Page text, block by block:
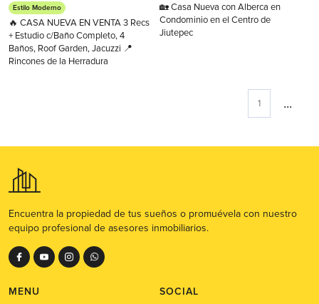
Estilo Moderno
🔥 CASA NUEVA EN VENTA 3 Recs
+ Estudio c/Baño Completo, 4
Baños, Roof Garden, Jacuzzi 📍
Rincones de la Herradura
🏡 Casa Nueva con Alberca en
Condominio en el Centro de
Jiutepec
1 ...
Encuentra la propiedad de tus sueños o promuévela con nuestro
equipo profesional de asesores inmobiliarios.
MENU
SOCIAL